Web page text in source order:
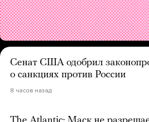
Сенат США одобрил
о санкциях против России
8 часов назад